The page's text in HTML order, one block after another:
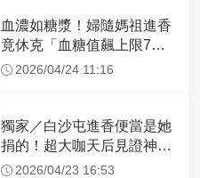
血濃如糖漿！婦隨媽祖進香
竟休克「血糖值飆上限7
倍」 醫曝原因
2026/04/24 11:16
獨家／白沙屯進香便當是她
捐的！超大咖天后見證神
蹟 一靠近媽祖就爆哭
2026/04/23 16:53